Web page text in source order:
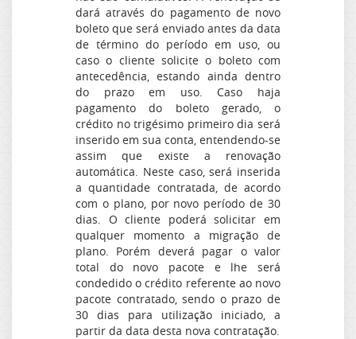
dará através do pagamento de novo
boleto que será enviado antes da data
de término do período em uso, ou
caso o cliente solicite o boleto com
antecedência, estando ainda dentro
do prazo em uso. Caso haja
pagamento do boleto gerado, o
crédito no trigésimo primeiro dia será
inserido em sua conta, entendendo-se
assim que existe a renovação
automática. Neste caso, será inserida
a quantidade contratada, de acordo
com o plano, por novo período de 30
dias. O cliente poderá solicitar em
qualquer momento a migração de
plano. Porém deverá pagar o valor
total do novo pacote e lhe será
condedido o crédito referente ao novo
pacote contratado, sendo o prazo de
30 dias para utilização iniciado, a
partir da data desta nova contratação.